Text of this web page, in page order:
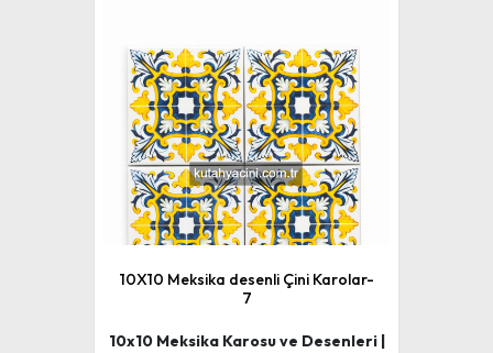
10X10 Meksika desenli Çini Karolar-
7
10x10 Meksika Karosu ve Desenleri |